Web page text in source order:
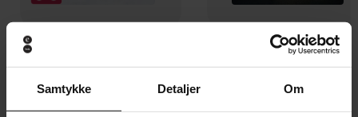
Samtykke Detaljer Om
Minnesota
Jo Nesbø
EBOK
349,-
Utskudd
Jørn Lier Horst
EBOK